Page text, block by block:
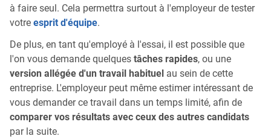
à faire seul. Cela permettra surtout à l'employeur de tester
votre esprit d'équipe.
De plus, en tant qu'employé à l'essai, il est possible que
l'on vous demande quelques tâches rapides, ou une
version allégée d'un travail habituel au sein de cette
entreprise. L'employeur peut même estimer intéressant de
vous demander ce travail dans un temps limité, afin de
comparer vos résultats avec ceux des autres candidats
par la suite.